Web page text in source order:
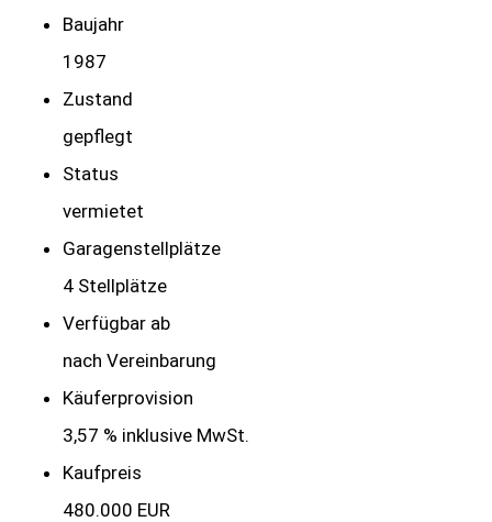
Baujahr
1987
Zustand
gepflegt
Status
vermietet
Garagen­stellplätze
4 Stellplätze
Verfügbar ab
nach Vereinbarung
Käufer­provision
3,57 % inklusive MwSt.
Kaufpreis
480.000 EUR